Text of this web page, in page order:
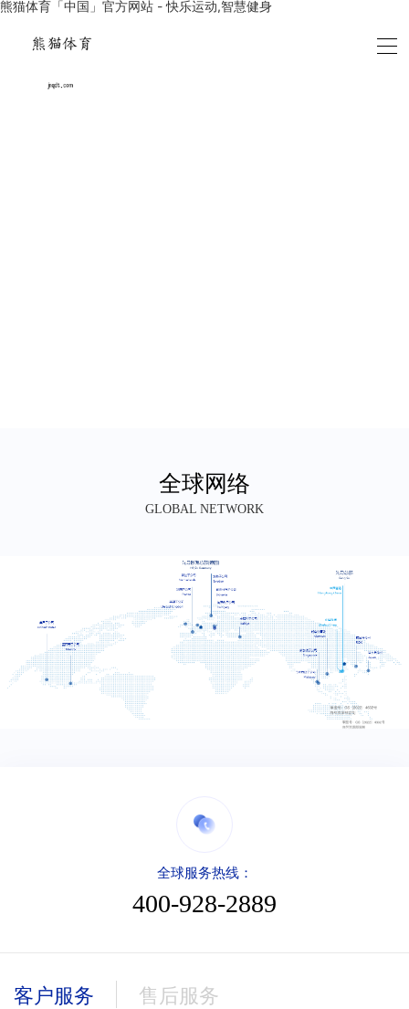
熊猫体育「中国」官方网站 - 快乐运动,智慧健身
全球网络
GLOBAL NETWORK
全球服务热线：
400-928-2889
客户服务 售后服务